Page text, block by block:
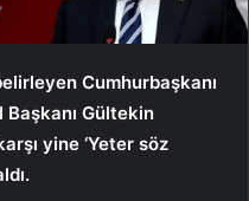
Cumhurbaşkanı
Gültekin
yine ‘Yeter söz